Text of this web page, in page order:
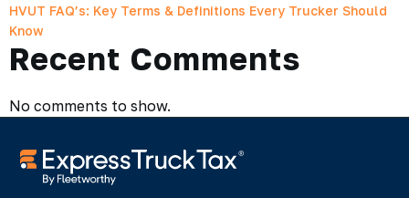
HVUT FAQ’s: Key Terms & Definitions Every Trucker Should
Know
Recent Comments
No comments to show.